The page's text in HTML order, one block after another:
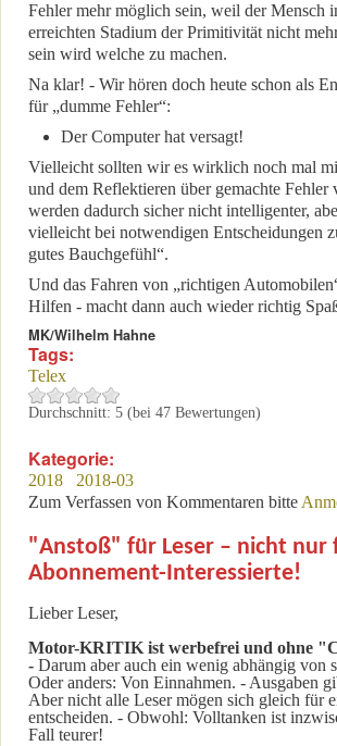
Fehler mehr möglich sein, weil der Mensch
erreichten Stadium der Primitivität nicht
sein wird welche zu machen.
Na klar! - Wir hören doch heute schon als
für „dumme Fehler“:
Der Computer hat versagt!
Vielleicht sollten wir es wirklich noch mal
und dem Reflektieren über gemachte Fehler
werden dadurch sicher nicht intelligenter,
vielleicht bei notwendigen Entscheidungen
gutes Bauchgefühl“.
Und das Fahren von „richtigen
Hilfen - macht dann auch wieder richtig
MK/Wilhelm Hahne
Tags:
Telex
Durchschnitt: 5 (bei 47 Bewertungen)
Kategorie:
2018
2018-03
Zum Verfassen von Kommentaren bitte
"Anstoß" für Leser – nicht nur
Abonnement-Interessierte!
Lieber Leser,
Motor-KRITIK ist werbefrei und ohne
- Darum aber auch ein wenig abhängig von
Oder anders: Von Einnahmen. - Ausgaben
Aber nicht alle Leser mögen sich gleich für
entscheiden. - Obwohl: Volltanken ist
Fall teurer!